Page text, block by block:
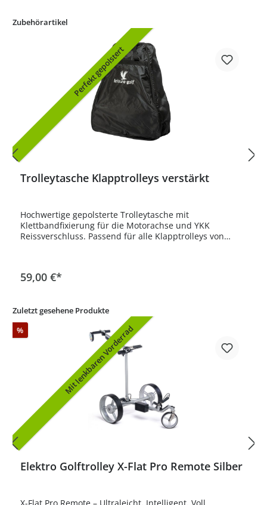
Zubehörartikel
Perfekt gepolstert
Trolleytasche Klapptrolleys verstärkt
Hochwertige gepolsterte Trolleytasche mit
Klettbandfixierung für die Motorachse und YKK
Reissverschluss. Passend für alle Klapptrolleys von
59,00 €*
Zuletzt gesehene Produkte
%
Mit lenkbaren Vorderrad
Elektro Golftrolley X-Flat Pro Remote Silber